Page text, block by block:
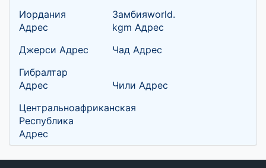
Иордания
Адрес
Замбияworld.
kgm Адрес
Джерси Адрес
Чад Адрес
Гибралтар
Адрес
Чили Адрес
Центральноафриканская
Республика
Адрес